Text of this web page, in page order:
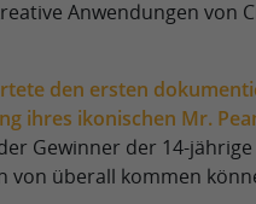
Anwendungen von
den ersten
ihres ikonischen Mr.
Gewinner der 14-
von überall kommen